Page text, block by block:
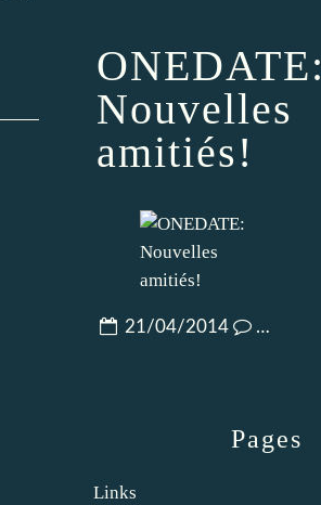
Pages
Links
ONEDATE:
Nouvelles
amitiés!
21/04/2014 …